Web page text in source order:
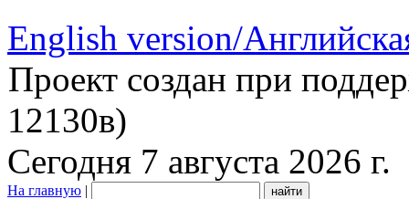
English version/
Проект создан при
12130в)
Сегодня 7 августа 2026 г.
На главную |